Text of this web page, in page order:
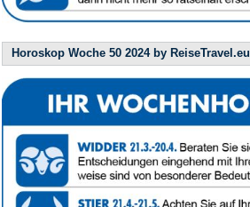
Horoskop Woche 50 2024 by ReiseTravel.eu